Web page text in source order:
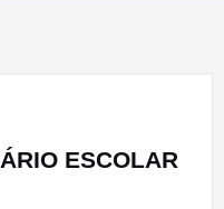
ESCOLAR